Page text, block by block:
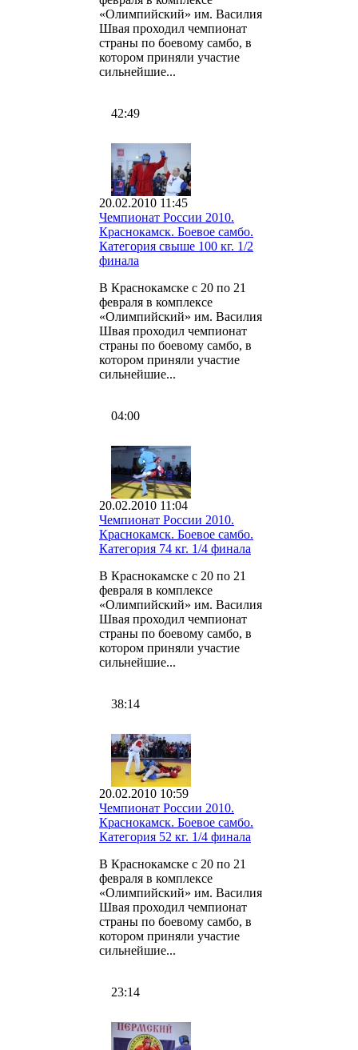
«Олимпийский» им. Василия
Швая проходил чемпионат
страны по боевому самбо, в
котором приняли участие
сильнейшие...
42:49
20.02.2010 11:45
Чемпионат России 2010.
Краснокамск. Боевое самбо.
Категория свыше 100 кг. 1/2
финала
В Краснокамске с 20 по 21
февраля в комплексе
«Олимпийский» им. Василия
Швая проходил чемпионат
страны по боевому самбо, в
котором приняли участие
сильнейшие...
04:00
20.02.2010 11:04
Чемпионат России 2010.
Краснокамск. Боевое самбо.
Категория 74 кг. 1/4 финала
В Краснокамске с 20 по 21
февраля в комплексе
«Олимпийский» им. Василия
Швая проходил чемпионат
страны по боевому самбо, в
котором приняли участие
сильнейшие...
38:14
20.02.2010 10:59
Чемпионат России 2010.
Краснокамск. Боевое самбо.
Категория 52 кг. 1/4 финала
В Краснокамске с 20 по 21
февраля в комплексе
«Олимпийский» им. Василия
Швая проходил чемпионат
страны по боевому самбо, в
котором приняли участие
сильнейшие...
23:14